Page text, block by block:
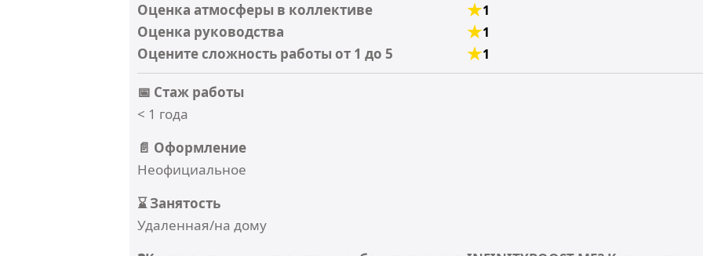
Оценка атмосферы в коллективе 1
Оценка руководства 1
Оцените сложность работы от 1 до 5 1
📅 Стаж работы
< 1 года
📄 Оформление
Неофициальное
⌛ Занятость
Удаленная/на дому